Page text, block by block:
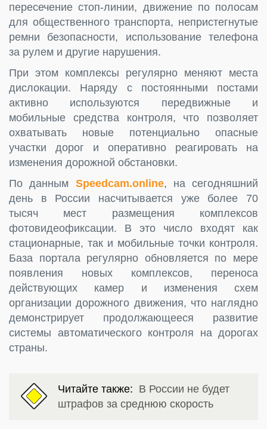
пересечение стоп-линии, движение по полосам
для общественного транспорта, непристегнутые
ремни безопасности, использование телефона
за рулем и другие нарушения.
При этом комплексы регулярно меняют места
дислокации. Наряду с постоянными постами
активно используются передвижные и
мобильные средства контроля, что позволяет
охватывать новые потенциально опасные
участки дорог и оперативно реагировать на
изменения дорожной обстановки.
По данным Speedcam.online, на сегодняшний
день в России насчитывается уже более 70
тысяч мест размещения комплексов
фотовидеофиксации. В это число входят как
стационарные, так и мобильные точки контроля.
База портала регулярно обновляется по мере
появления новых комплексов, переноса
действующих камер и изменения схем
организации дорожного движения, что наглядно
демонстрирует продолжающееся развитие
системы автоматического контроля на дорогах
страны.
Читайте также: В России не будет
штрафов за среднюю скорость